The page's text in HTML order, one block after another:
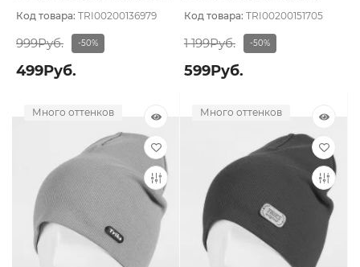
Код товара: TRI00200136979
999Руб. -50%
499Руб.
Код товара: TRI00200151705
1 199Руб. -50%
599Руб.
Много оттенков Много оттенков